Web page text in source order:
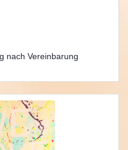
nach Vereinbarung